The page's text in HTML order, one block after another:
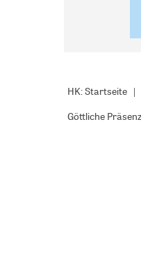
HK: Startseite
Göttliche